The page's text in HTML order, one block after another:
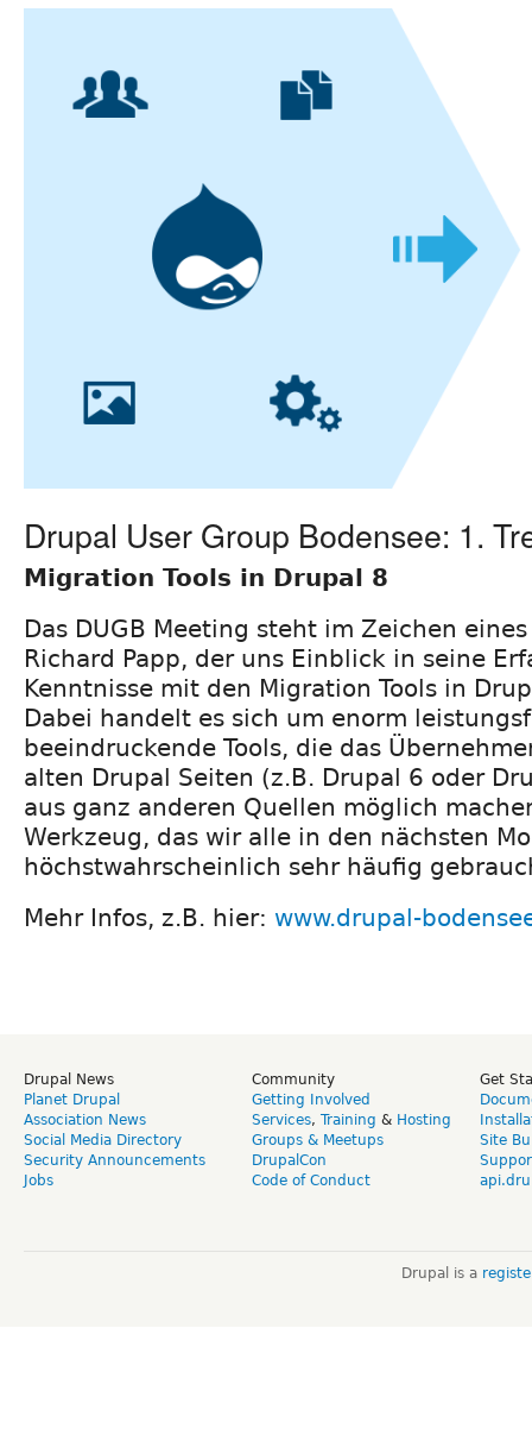
Drupal User Group Bodensee: 1.
Migration Tools in Drupal 8
Das DUGB Meeting steht im Zeichen
Richard Papp, der uns Einblick in seine
Kenntnisse mit den Migration Tools in
Dabei handelt es sich um enorm
beeindruckende Tools, die das
alten Drupal Seiten (z.B. Drupal 6 oder
aus ganz anderen Quellen möglich
Werkzeug, das wir alle in den nächsten
höchstwahrscheinlich sehr häufig
Mehr Infos, z.B. hier: www.drupal-
Drupal News
Planet Drupal
Association News
Social Media Directory
Security Announcements
Jobs
Community
Getting Involved
Services, Training & Hosting
Groups & Meetups
DrupalCon
Code of Conduct
Get
Site
Drupal is a